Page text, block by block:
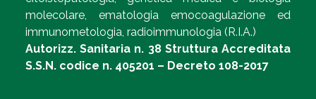
molecolare, ematologia emocoagulazione ed
immunometologia, radioimmunologia (R.I.A.)
Autorizz. Sanitaria n. 38 Struttura Accreditata
S.S.N. codice n. 405201 – Decreto 108-2017